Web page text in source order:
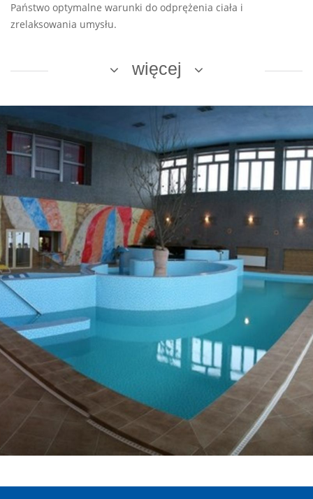
Państwo optymalne warunki do odprężenia ciała i
zrelaksowania umysłu.
więcej